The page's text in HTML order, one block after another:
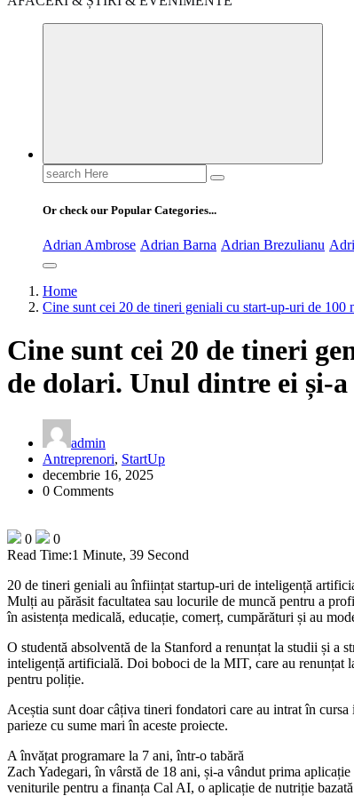
Search
for:
Or check our Popular Categories...
Adrian Ambrose Adrian Barna Adrian Brezulianu
Home
Cine sunt cei 20 de tineri geniali cu start-up-uri de
Cine sunt cei 20 de tineri
de dolari. Unul dintre ei și-
admin
Antreprenori, StartUp
decembrie 16, 2025
0 Comments
0
0
Read Time:1 Minute, 39 Second
20 de tineri geniali au înființat startup-uri de inteligență
Mulți au părăsit facultatea sau locurile de muncă pentru a
în asistența medicală, educație, comerț, cumpărături și au
O studentă absolventă de la Stanford a renunțat la studii și a
inteligență artificială. Doi boboci de la MIT, care au renunțat
pentru poliție.
Aceștia sunt doar câțiva tineri fondatori care au intrat în
parieze cu sume mari în aceste proiecte.
A învățat programare la 7 ani, într-o tabără
Zach Yadegari, în vârstă de 18 ani, și-a vândut prima
veniturile pentru a finanța Cal AI, o aplicație de nutriție